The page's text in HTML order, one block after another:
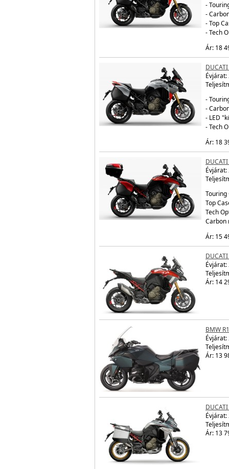
-
-
- Top
- Tech
Ár: 18
Évjárat:
-
-
- LED
- Tech
Ár: 18
Évjárat:
Touring
Top
Tech
Carbon
Ár: 15
Évjárat:
Ár: 14
BMW
Évjárat:
Ár: 13
Évjárat:
Ár: 13